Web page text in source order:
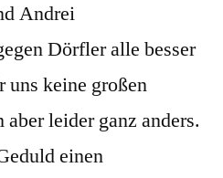
Andrei
Dörfler alle besser
uns keine großen
aber leider ganz anders.
einen